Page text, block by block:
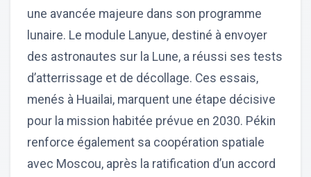
une avancée majeure dans son programme
lunaire. Le module Lanyue, destiné à envoyer
des astronautes sur la Lune, a réussi ses tests
d’atterrissage et de décollage. Ces essais,
menés à Huailai, marquent une étape décisive
pour la mission habitée prévue en 2030. Pékin
renforce également sa coopération spatiale
avec Moscou, après la ratification d’un accord